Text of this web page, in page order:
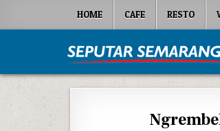
HOME CAFE RESTO
Seputar Semarang